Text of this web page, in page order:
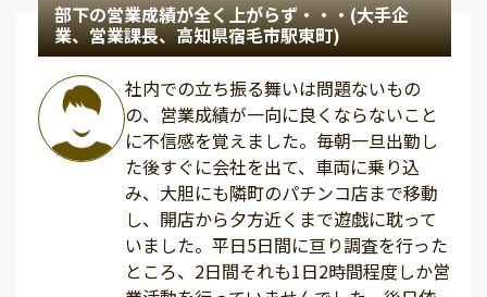
部下の営業成績が全く上がらず・・・(大手企
業、営業課長、高知県宿毛市駅東町)
社内での立ち振る舞いは問題ないもの
の、営業成績が一向に良くならないこと
に不信感を覚えました。毎朝一旦出勤し
た後すぐに会社を出て、車両に乗り込
み、大胆にも隣町のパチンコ店まで移動
し、開店から夕方近くまで遊戯に耽って
いました。平日5日間に亘り調査を行った
ところ、2日間それも1日2時間程度しか営